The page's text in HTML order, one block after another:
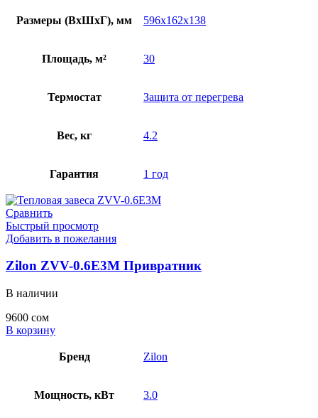
Размеры (ВхШхГ), мм 596x162x138
Площадь, м² 30
Термостат Защита от перегрева
Вес, кг 4.2
Гарантия 1 год
Сравнить
Быстрый просмотр
Добавить в пожелания
Zilon ZVV-0.6E3M Привратник
В наличии
9600 сом
В корзину
Бренд Zilon
Мощность, кВт 3.0